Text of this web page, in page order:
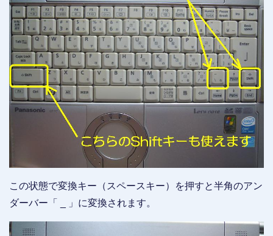
この状態で変換キー（スペースキー）を押すと半角のアン
ダーバー「 _ 」に変換されます。